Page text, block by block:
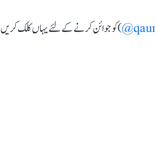
) کو جوائن کرنے کے لئے یہاں کلک کریں